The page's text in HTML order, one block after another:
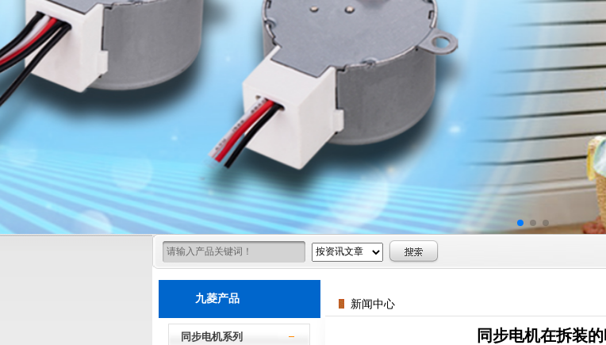
九菱产品
同步电机系列
新闻中心
同步电机在拆装